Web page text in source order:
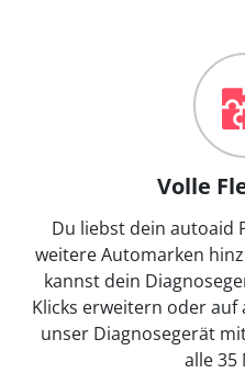
Volle
Du liebst dein autoaid
weitere Automarken
kannst dein
Klicks erweitern oder auf
unser Diagnosegerät
alle 35